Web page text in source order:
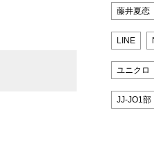
藤井夏恋
LINE
ユニクロ
JJ-JO1部